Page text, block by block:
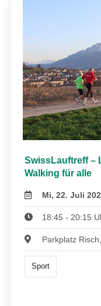
SwissLauftreff –
Walking für alle
Mi, 22. Juli
18:45 - 20:15
Parkplatz
Sport